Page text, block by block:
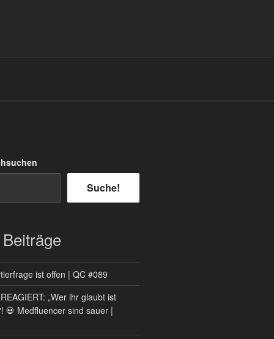
Suche!
ist offen | QC #089
„Wer ihr glaubt ist
💀 Medfluencer sind sauer |